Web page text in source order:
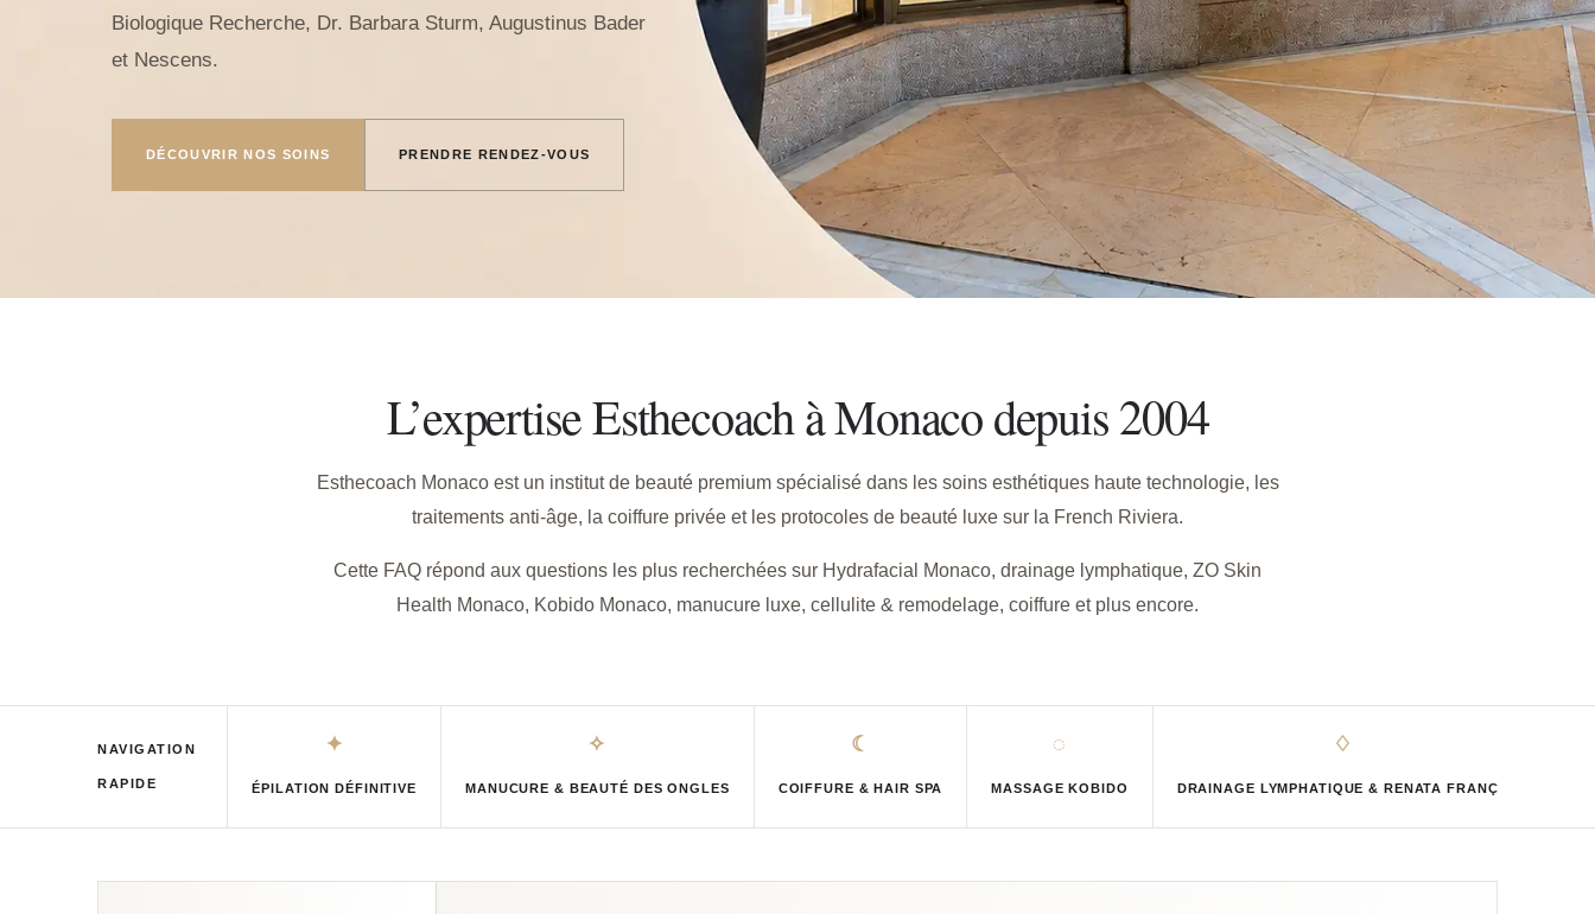
Biologique Recherche, Dr. Barbara Sturm, Augustinus Bader
et Nescens.
DÉCOUVRIR NOS SOINS PRENDRE RENDEZ-VOUS
L’expertise Esthecoach à Monaco depuis 2004
Esthecoach Monaco est un institut de beauté premium spécialisé dans les soins esthétiques haute technologie, les
traitements anti-âge, la coiffure privée et les protocoles de beauté luxe sur la French Riviera.
Cette FAQ répond aux questions les plus recherchées sur Hydrafacial Monaco, drainage lymphatique, ZO Skin
Health Monaco, Kobido Monaco, manucure luxe, cellulite & remodelage, coiffure et plus encore.
NAVIGATION
RAPIDE
✦
ÉPILATION DÉFINITIVE
✧
MANUCURE & BEAUTÉ DES ONGLES
☾
COIFFURE & HAIR SPA
◌
MASSAGE KOBIDO
♢
DRAINAGE LYMPHATIQUE & RENATA FRANÇA